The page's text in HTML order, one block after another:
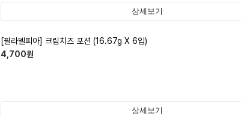
상세보기
[필라델피아] 크림치즈 포션 (16.67g X 6입)
4,700원
상세보기